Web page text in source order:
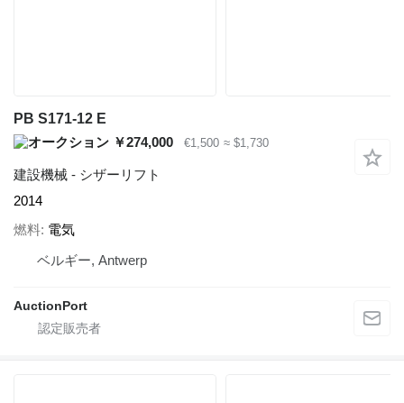
PB S171-12 E
￥274,000
€1,500 ≈ $1,730
建設機械 - シザーリフト
2014
燃料 電気
ベルギー, Antwerp
AuctionPort